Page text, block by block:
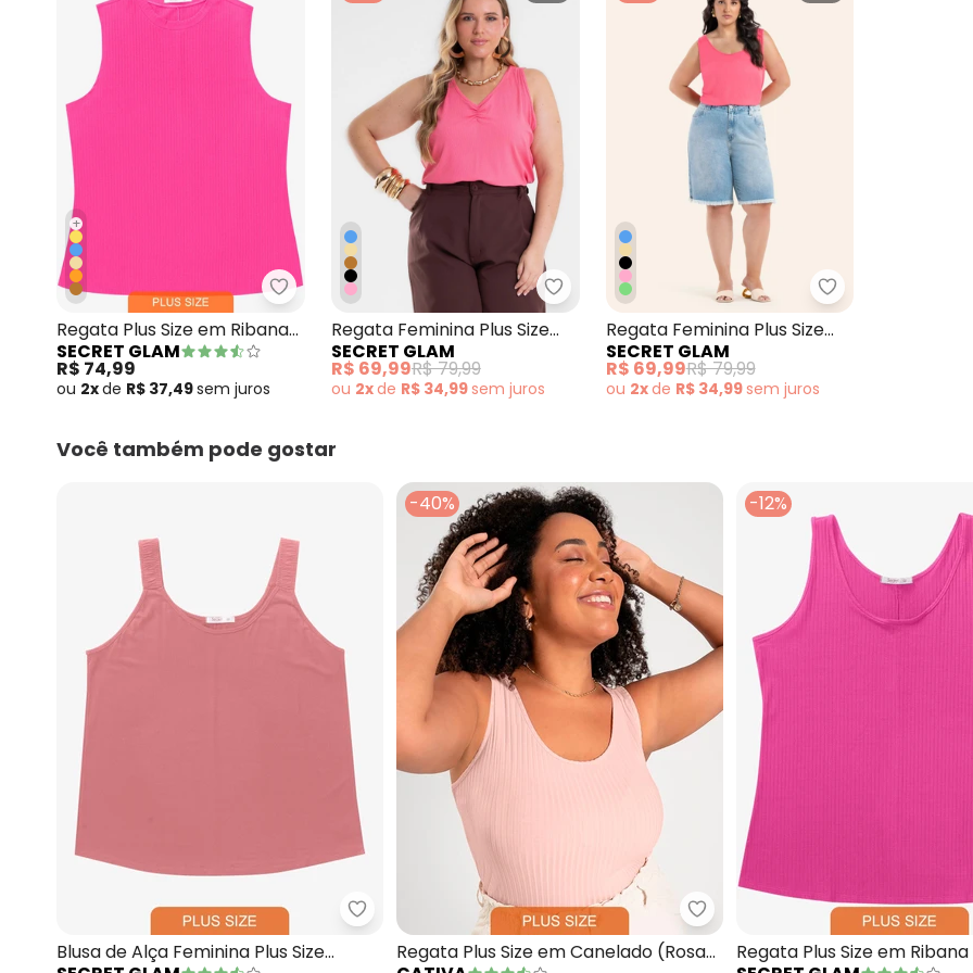
+
Secret Glam - Regata Plus Size em Ribana Rosa
Regata Plus Size em Ribana
Rosa
SECRET GLAM
R$ 74,99
ou 2xde R$ 37,49sem juros
Secret Glam - Regata Feminina Plus Size Rosa
Regata Feminina Plus Size
Rosa
SECRET GLAM
R$ 69,99R$ 79,99
ou 2xde R$ 34,99sem juros
Secret Glam -
Regata Feminina Plus Size
Rosa
SECRET GLAM
R$ 69,99R$ 79,99
ou 2xde R$ 34,99sem juros
Você também pode gostar
Secret Glam - Blusa de Alça Feminina Plus Size (Rosa)
Blusa de Alça Feminina Plus Size
-40%
Cativa - Regata Plus Size em
Regata Plus Size em Canelado (Rosa
-12%
Regata Plus Size em